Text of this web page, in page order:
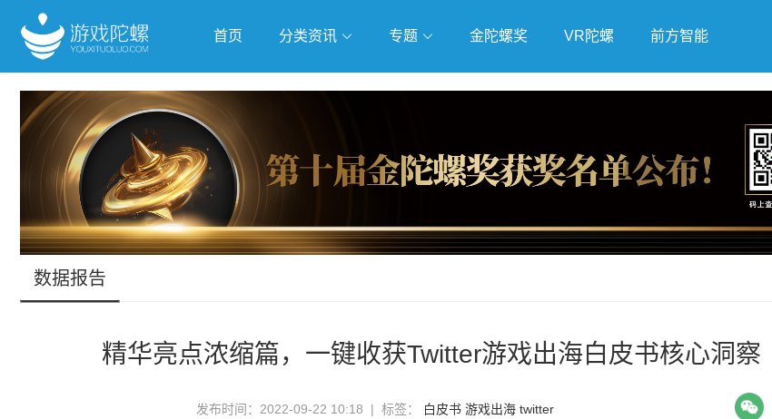
首页 分类资讯 专题
抢滩全球 人工智能 武侠游戏 独立游戏 云游戏
跨界Talk
金陀螺奖 VR陀螺 前方智能
数据报告
精华亮点浓缩篇，一键收获Twitter游戏出海白皮书核心洞察
发布时间：2022-09-22 10:18 | 标签： 白皮书 游戏出海 twitter